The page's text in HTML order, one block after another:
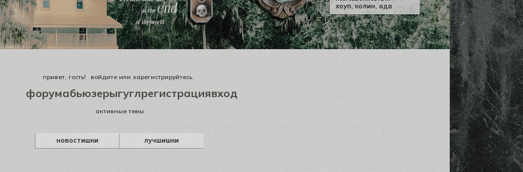
хоуп, колин, ада
форумабьюзерыгуглрегистрациявход
активные темы
новостишки лучшишки
привет, гость! войдитеили зарегистрируйтесь.